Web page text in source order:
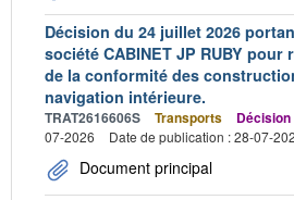
Décision du 24 juillet 2026
société CABINET JP RUBY pour
de la conformité des
navigation intérieure.
TRAT2616606S Transports Décision
07-2026
Date de publication : 28-07-
Document principal